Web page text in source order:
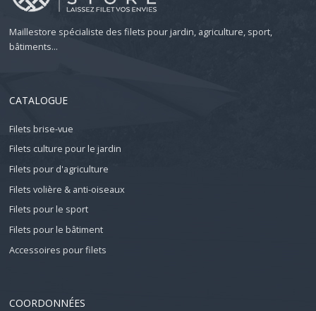
Maillestore spécialiste des filets pour jardin, agriculture, sport,
bâtiments...
CATALOGUE
Filets brise-vue
Filets culture pour le jardin
Filets pour d'agriculture
Filets volière & anti-oiseaux
Filets pour le sport
Filets pour le bâtiment
Accessoires pour filets
COORDONNÉES